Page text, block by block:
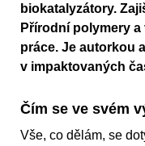
biokatalyzátory.
Přírodní polymery
práce. Je autorkou
v impaktovaných
Čím se ve svém
Vše, co dělám, se